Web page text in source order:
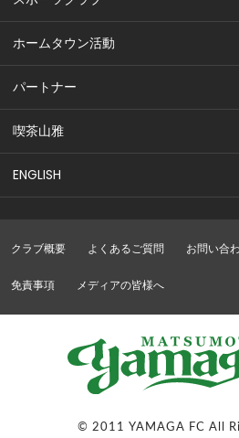
ホームタウン活動
パートナー
喫茶山雅
ENGLISH
クラブ概要 よくあるご質問 お問い合
免責事項 メディアの皆様へ
© 2011 YAMAGA FC All